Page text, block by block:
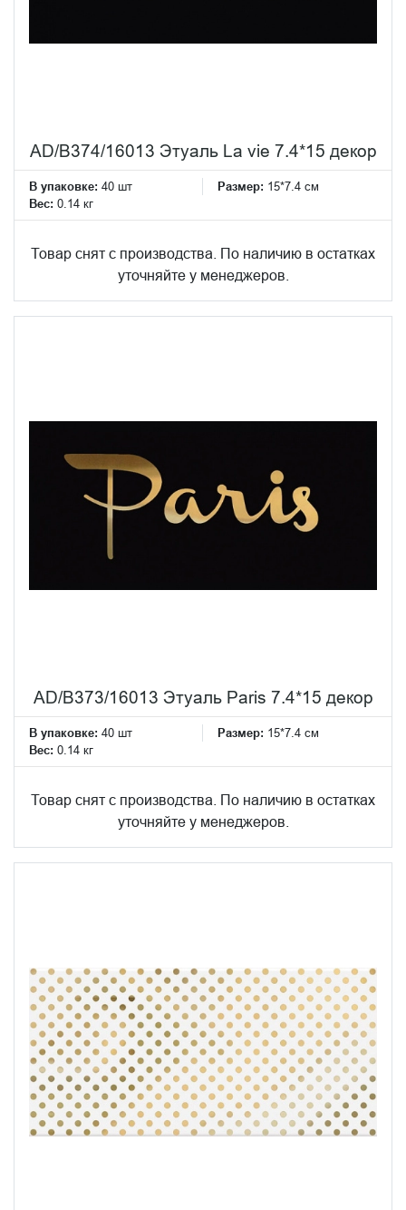
AD/B374/16013 Этуаль La vie 7.4*15 декор
В упаковке: 40 шт Размер: 15*7.4 см
Вес: 0.14 кг
Товар снят с производства. По наличию в остатках
уточняйте у менеджеров.
AD/B373/16013 Этуаль Paris 7.4*15 декор
В упаковке: 40 шт Размер: 15*7.4 см
Вес: 0.14 кг
Товар снят с производства. По наличию в остатках
уточняйте у менеджеров.